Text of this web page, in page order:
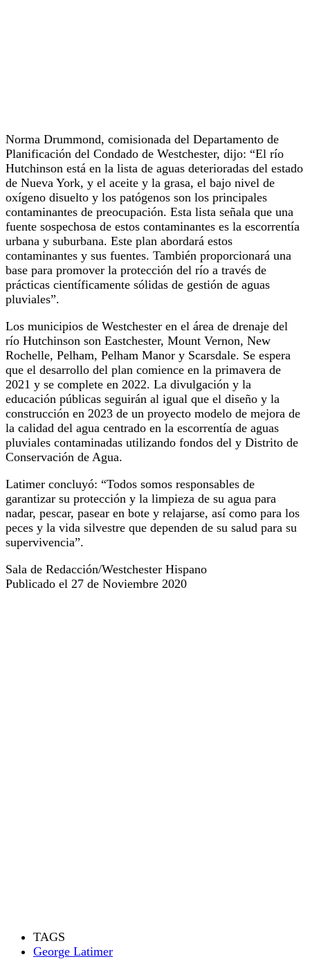
Norma Drummond, comisionada del Departamento de
Planificación del Condado de Westchester, dijo: “El río
Hutchinson está en la lista de aguas deterioradas del estado
de Nueva York, y el aceite y la grasa, el bajo nivel de
oxígeno disuelto y los patógenos son los principales
contaminantes de preocupación. Esta lista señala que una
fuente sospechosa de estos contaminantes es la escorrentía
urbana y suburbana. Este plan abordará estos
contaminantes y sus fuentes. También proporcionará una
base para promover la protección del río a través de
prácticas científicamente sólidas de gestión de aguas
pluviales”.
Los municipios de Westchester en el área de drenaje del
río Hutchinson son Eastchester, Mount Vernon, New
Rochelle, Pelham, Pelham Manor y Scarsdale. Se espera
que el desarrollo del plan comience en la primavera de
2021 y se complete en 2022. La divulgación y la
educación públicas seguirán al igual que el diseño y la
construcción en 2023 de un proyecto modelo de mejora de
la calidad del agua centrado en la escorrentía de aguas
pluviales contaminadas utilizando fondos del y Distrito de
Conservación de Agua.
Latimer concluyó: “Todos somos responsables de
garantizar su protección y la limpieza de su agua para
nadar, pescar, pasear en bote y relajarse, así como para los
peces y la vida silvestre que dependen de su salud para su
supervivencia”.
Sala de Redacción/Westchester Hispano
Publicado el 27 de Noviembre 2020
TAGS
George Latimer